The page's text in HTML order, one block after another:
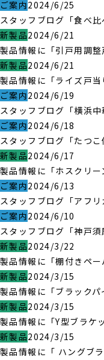
ご案内2024/6/25
スタッフブログ「食べ比
新製品2024/6/21
製品情報に「引戸用調整
新製品2024/6/21
製品情報に「ライズ戸当
ご案内2024/6/19
スタッフブログ「横浜中
ご案内2024/6/18
スタッフブログ「たつこ
新製品2024/6/17
製品情報に「ホスクリー
ご案内2024/6/13
スタッフブログ「アフ
ご案内2024/6/10
スタッフブログ「神戸
新製品2024/3/22
製品情報に「棚付きペー
新製品2024/3/15
製品情報に「ブラックパ
新製品2024/3/15
製品情報に「Y型ブラケ
新製品2024/3/15
製品情報に「 ハングブ